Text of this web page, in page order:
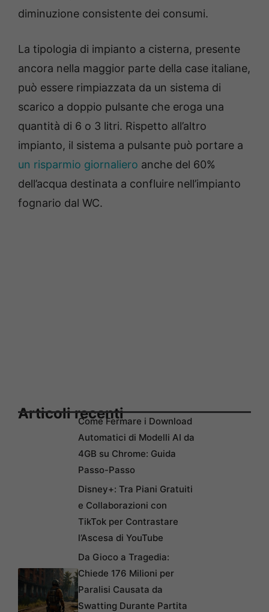
diminuzione consistente dei consumi.
La tipologia di impianto a cisterna, presente
ancora nella maggior parte della case italiane,
può essere rimpiazzata da un sistema di
scarico a doppio pulsante che eroga una
quantità di 6 o 3 litri. Rispetto all’altro
impianto, il sistema a pulsante può portare a
un risparmio giornaliero anche del 60%
dell’acqua destinata a confluire nell’impianto
fognario dal WC.
Articoli recentiCome Fermare i Download
Automatici di Modelli AI da
4GB su Chrome: Guida
Passo-Passo
Disney+: Tra Piani Gratuiti
e Collaborazioni con
TikTok per Contrastare
l’Ascesa di YouTube
Da Gioco a Tragedia:
Chiede 176 Milioni per
Paralisi Causata da
Swatting Durante Partita